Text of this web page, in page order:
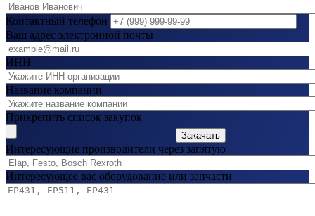
Контактный телефон
Ваш адрес электронной почты
ИНН
Название компании
Прикрепить список закупок
Закачать
Интересующие производители через запятую
Интересующее вас оборудование или запчасти